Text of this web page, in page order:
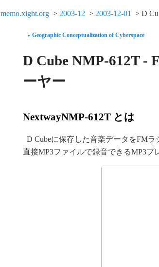
memo.xight.org 2003-12 2003-12-01 D
« Geographic Conceptualization of Cyberspace
D Cube NMP-612T -
ーヤー
NextwayNMP-612T とは
D Cubeに保存した音楽データをFM
直接MP3ファイルで録音できるMP3プ